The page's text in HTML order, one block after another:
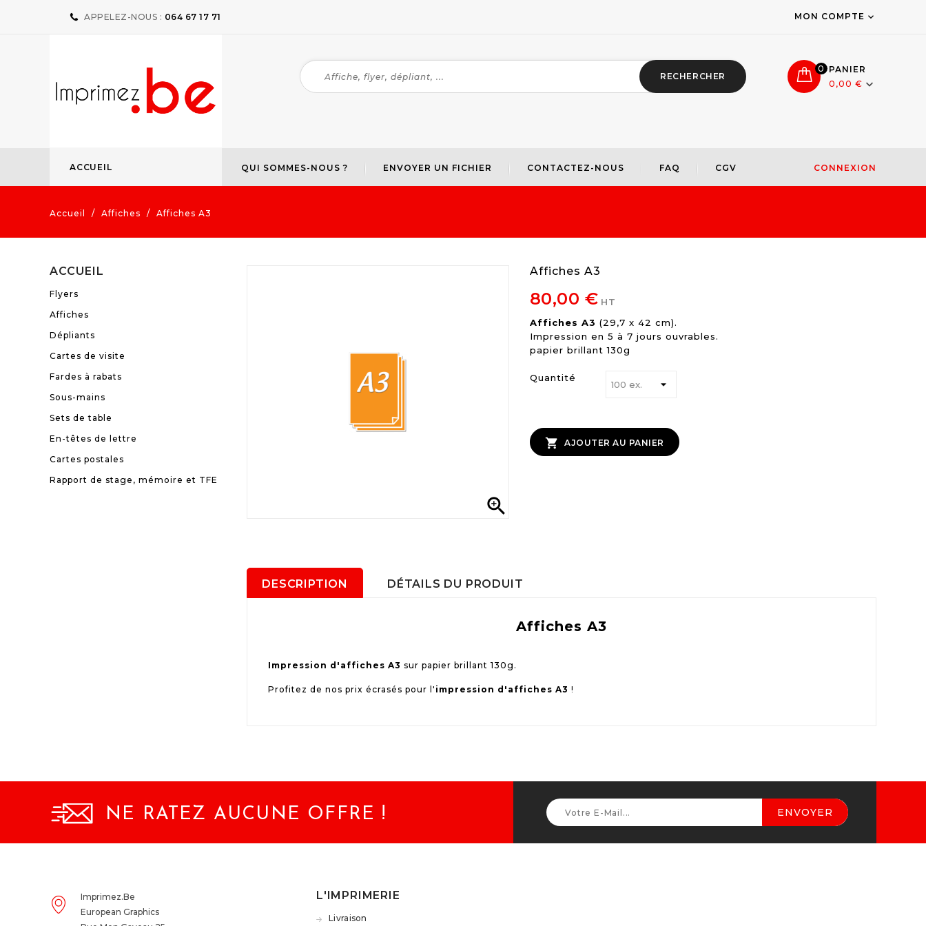
APPELEZ-NOUS : 064 67 17 71 MON COMPTE 
0 PANIER
0,00 € 
RECHERCHER
ACCUEIL QUI SOMMES-NOUS ? ENVOYER UN FICHIER CONTACTEZ-NOUS FAQ CGV CONNEXION
Accueil Affiches Affiches A3
ACCUEIL
Flyers
Affiches
Dépliants
Cartes de visite
Fardes à rabats
Sous-mains
Sets de table
En-têtes de lettre
Cartes postales
Rapport de stage, mémoire et TFE

Affiches A3
80,00 € HT
Affiches A3 (29,7 x 42 cm).
Impression en 5 à 7 jours ouvrables.
papier brillant 130g
Quantité
 AJOUTER AU PANIER
DESCRIPTION DÉTAILS DU PRODUIT
Affiches A3
Impression d'affiches A3 sur papier brillant 130g.
Profitez de nos prix écrasés pour l' impression d'affiches A3 !
NE RATEZ AUCUNE OFFRE !
Imprimez.be
European Graphics
L'IMPRIMERIE
Livraison